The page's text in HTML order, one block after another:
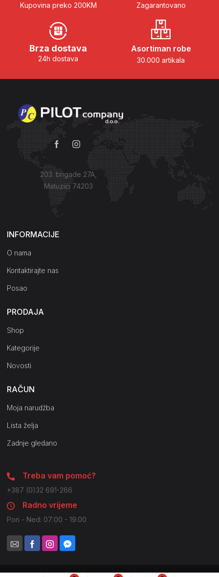
Kupovina preko 200KM Zagarantovano
Brza dostava
24h dostava
Asortiman robe
30.000 artikala
203. brigade 27A,
Matuzići 74203
Kako do nas?
INFORMACIJE
O nama
Kontaktirajte nas
Posao
PRODAJA
Shop
Kategorije
Novosti
RAČUN
Moja narudžba
Lista želja
Zadnje gledano
Treba vam pomoć?
+387 (0)32 691-266
Radno vrijeme
Pon - Ned: 07:00 - 19:00